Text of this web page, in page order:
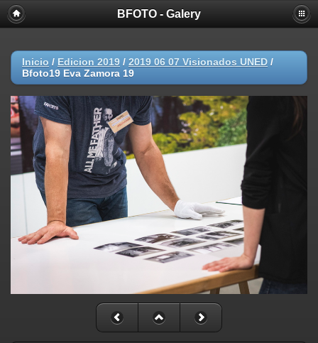
BFOTO - Galery
Inicio / Edicion 2019 / 2019 06 07 Visionados UNED /
Bfoto19 Eva Zamora 19